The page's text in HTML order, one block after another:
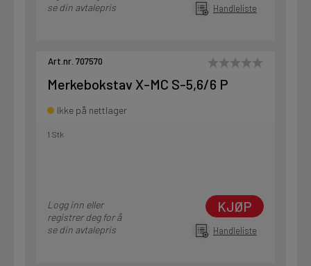
se din avtalepris
Handleliste
Art.nr. 707570
Merkebokstav X-MC S-5,6/6 P
Ikke på nettlager
1 Stk
Logg inn eller
registrer deg for å
se din avtalepris
KJØP
Handleliste